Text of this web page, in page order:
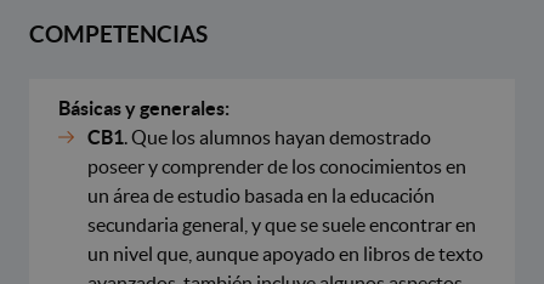
COMPETENCIAS
Básicas y generales:
CB1 . Que los alumnos hayan demostrado
poseer y comprender de los conocimientos en
un área de estudio basada en la educación
secundaria general, y que se suele encontrar en
un nivel que, aunque apoyado en libros de texto